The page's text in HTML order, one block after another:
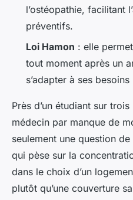
l’ostéopathie, facilitant
préventifs.
Loi Hamon : elle
tout moment après un
s’adapter à ses besoins
Près d’un étudiant sur
médecin par manque de
seulement une question
qui pèse sur la
dans le choix d’un
plutôt qu’une couverture